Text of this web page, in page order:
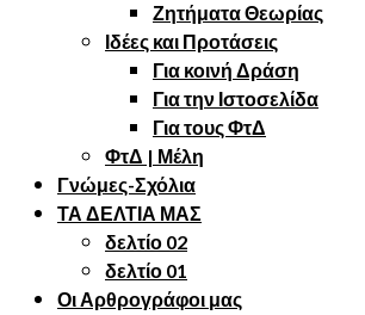
Ζητήματα Θεωρίας
Ιδέες και Προτάσεις
Για κοινή Δράση
Για την Ιστοσελίδα
Για τους ΦτΔ
ΦτΔ | Μέλη
Γνώμες-Σχόλια
ΤΑ ΔΕΛΤΙΑ ΜΑΣ
δελτίο 02
δελτίο 01
Οι Αρθρογράφοι μας